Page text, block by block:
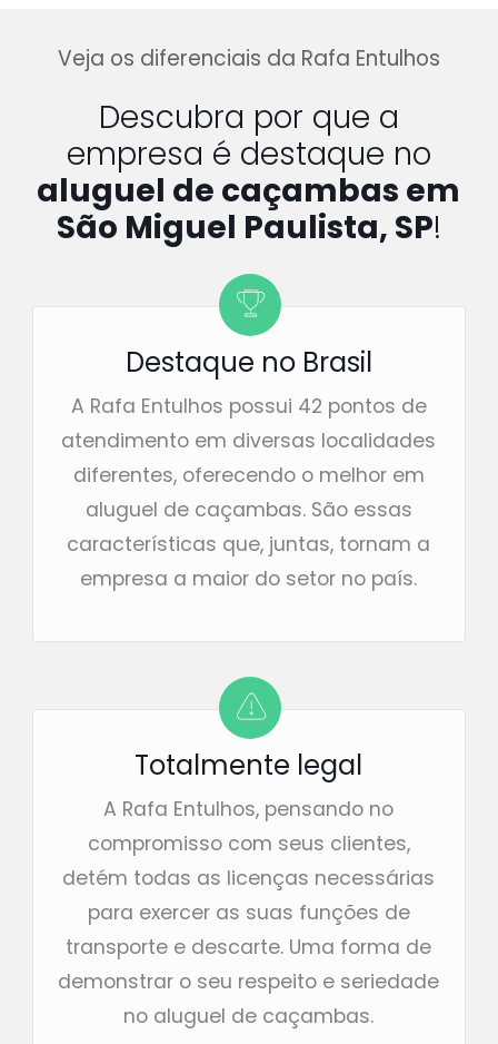
Veja os diferenciais da Rafa Entulhos
Descubra por que a
empresa é destaque no
aluguel de caçambas em
São Miguel Paulista, SP!
Destaque no Brasil
A Rafa Entulhos possui 42 pontos de
atendimento em diversas localidades
diferentes, oferecendo o melhor em
aluguel de caçambas. São essas
características que, juntas, tornam a
empresa a maior do setor no país.
Totalmente legal
A Rafa Entulhos, pensando no
compromisso com seus clientes,
detém todas as licenças necessárias
para exercer as suas funções de
transporte e descarte. Uma forma de
demonstrar o seu respeito e seriedade
no aluguel de caçambas.